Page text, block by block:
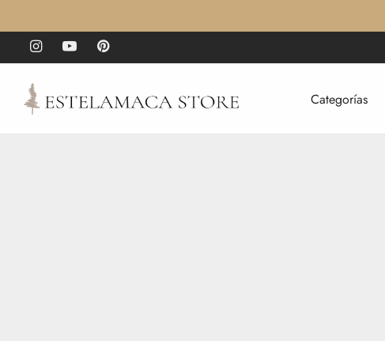
Categorías